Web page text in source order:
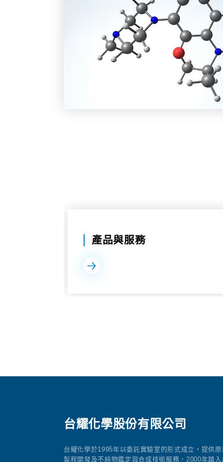
產品與服務
台耀化學股份有限公司
台耀化學於1995年以委託實驗室的形式成立，提供
製程開發及不純物鑑定與合成技術服務，2000年踏